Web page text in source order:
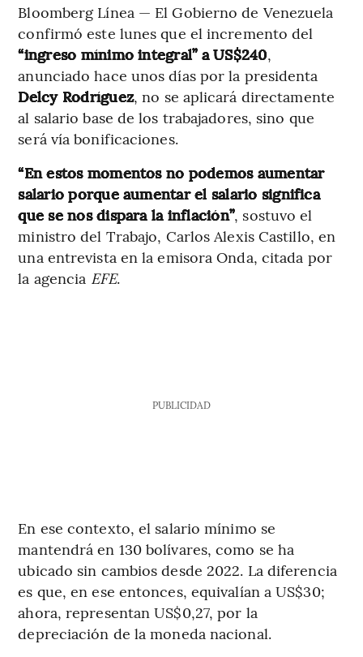
Bloomberg Línea — El Gobierno de Venezuela
confirmó este lunes que el incremento del
“ingreso mínimo integral” a US$240,
anunciado hace unos días por la presidenta
Delcy Rodríguez, no se aplicará directamente
al salario base de los trabajadores, sino que
será vía bonificaciones.
“En estos momentos no podemos aumentar
salario porque aumentar el salario significa
que se nos dispara la inflación”, sostuvo el
ministro del Trabajo, Carlos Alexis Castillo, en
una entrevista en la emisora Onda, citada por
la agencia EFE.
PUBLICIDAD
En ese contexto, el salario mínimo se
mantendrá en 130 bolívares, como se ha
ubicado sin cambios desde 2022. La diferencia
es que, en ese entonces, equivalían a US$30;
ahora, representan US$0,27, por la
depreciación de la moneda nacional.